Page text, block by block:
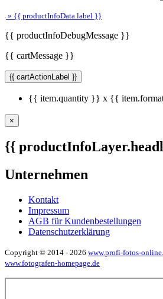
» {{ productInfoData.label }}
{{ productInfoDebugMessage }}
{{ cartMessage }}
{{ cartActionLabel }}
{{ item.quantity }} x {{
×
{{
Unternehmen
Kontakt
Impressum
AGB für Kundenbestellungen
Datenschutzerklärung
Copyright © 2014 - 2026 www.profi-fotos-
www.fotografen-homepage.de